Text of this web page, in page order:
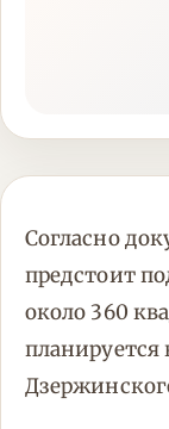
Согласно
предстоит
около 360